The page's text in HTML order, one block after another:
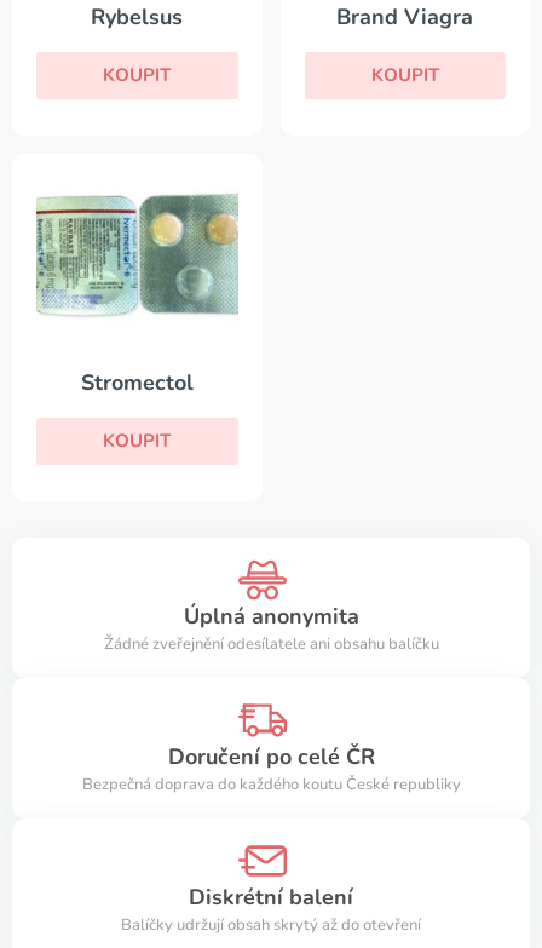
Úplná anonymita
Žádné zveřejnění odesílatele ani obsahu balíčku
Doručení po celé ČR
Bezpečná doprava do každého koutu České republiky
Diskrétní balení
Balíčky udržují obsah skrytý až do otevření
Rybelsus
KOUPIT
Brand Viagra
KOUPIT
Stromectol
KOUPIT